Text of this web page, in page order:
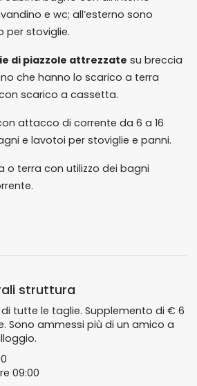
e wc; all’esterno sono
per stoviglie.
di piazzole attrezzate su breccia
che hanno lo scarico a terra
scarico a cassetta.
attacco di corrente da 6 a 16
e lavotoi per stoviglie e panni.
o terra con utilizzo dei bagni
struttura
di tutte le taglie. Supplemento di € 6
Sono ammessi più di un amico a
09:00